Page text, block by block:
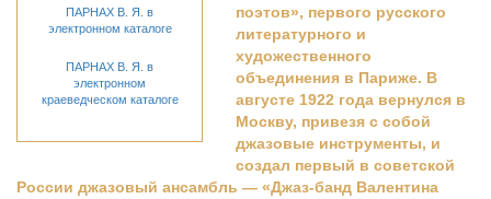
ПАРНАХ В. Я. в
электронном каталоге
ПАРНАХ В. Я. в
электронном
краеведческом каталоге
поэтов», первого русского
литературного и
художественного
объединения в Париже. В
августе 1922 года вернулся в
Москву, привезя с собой
джазовые инструменты, и
создал первый в советской
России джазовый ансамбль — «Джаз-банд Валентина